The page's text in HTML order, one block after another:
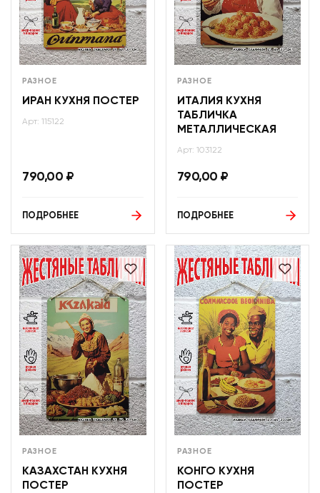
РАЗНОЕ
ИРАН КУХНЯ ПОСТЕР
Арт: 115122
790,00 ₽
ПОДРОБНЕЕ
РАЗНОЕ
ИТАЛИЯ КУХНЯ
ТАБЛИЧКА
МЕТАЛЛИЧЕСКАЯ
Арт: 103122
790,00 ₽
ПОДРОБНЕЕ
РАЗНОЕ
КАЗАХСТАН КУХНЯ
ПОСТЕР
РАЗНОЕ
КОНГО КУХНЯ
ПОСТЕР